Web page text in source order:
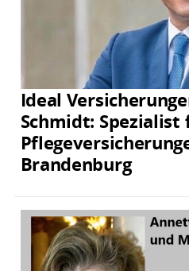
Ideal
Schmidt:
Brandenburg